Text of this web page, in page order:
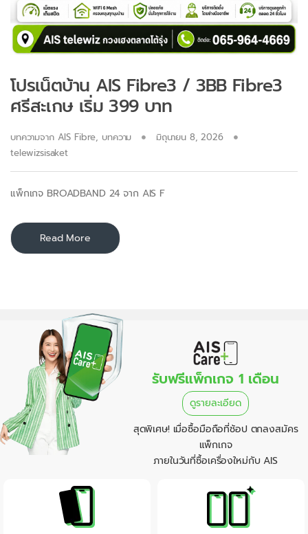
โปรเน็ตบ้าน AIS Fibre3 / 3BB Fibre3
ศรีสะเกษ เริ่ม 399 บาท
บทความจาก AIS Fibre, บทความ
มิถุนายน 8, 2026
telewizsisaket
แพ็กเกจ BROADBAND 24 จาก AIS F
Read More
รับฟรีแพ็กเกจ 1 เดือน
ดูรายละเอียด
สุดพิเศษ! เมื่อซื้อมือถือที่ช้อป ตกลงสมัคร
แพ็กเกจ
ภายในวันที่ซื้อเครื่องใหม่กับ AIS